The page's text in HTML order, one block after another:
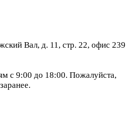
Вал, д. 11, стр. 22, офис 239
с 9:00 до 18:00. Пожалуйста,